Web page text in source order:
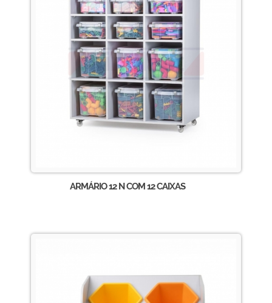
ARMÁRIO 12 N COM 12 CAIXAS